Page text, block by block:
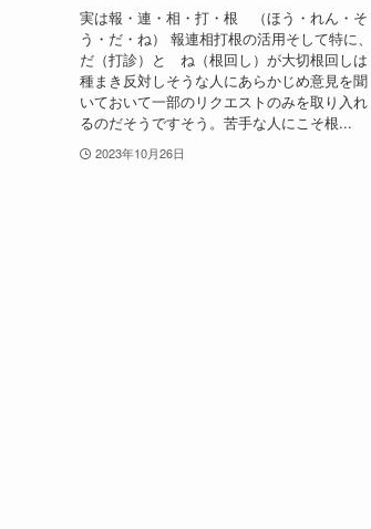
実は報・連・相・打・根 （ほう・れん・そ
う・だ・ね） 報連相打根の活用そして特に、
だ（打診）と ね（根回し）が大切根回しは
種まき反対しそうな人にあらかじめ意見を聞
いておいて一部のリクエストのみを取り入れ
るのだそうですそう。苦手な人にこそ根...
2023年10月26日